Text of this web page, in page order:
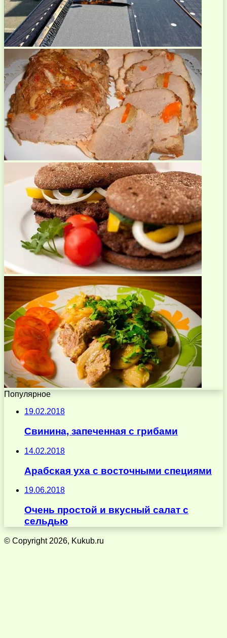
Популярное
19.02.2018
Свинина, запеченная с грибами
14.02.2018
Арабская уха с восточными специями
19.06.2018
Очень простой и вкусный салат с
сельдью
© Copyright 2026, Kukub.ru